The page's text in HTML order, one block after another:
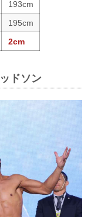
193cm
195cm
2cm
ドソン